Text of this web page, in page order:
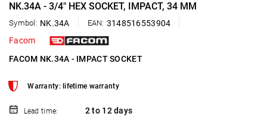
NK.34A - 3/4" HEX SOCKET, IMPACT, 34 MM
Symbol: NK.34A EAN: 3148516553904
Facom
FACOM NK.34A - IMPACT SOCKET
Warranty: lifetime warranty
Lead time: 2 to 12 days